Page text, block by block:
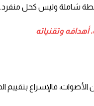
شاملة وليس كحل منفرد.
أهدافه وتقنياته
الأصوات، فالإسراع